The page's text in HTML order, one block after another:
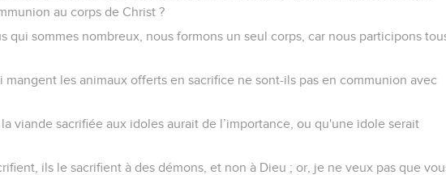
au corps de Christ ?
qui sommes nombreux, nous formons un seul corps, car nous participons
mangent les animaux offerts en sacrifice ne sont-ils pas en communion avec
viande sacrifiée aux idoles aurait de l’importance, ou qu'une idole serait
ils le sacrifient à des démons, et non à Dieu ; or, je ne veux pas que